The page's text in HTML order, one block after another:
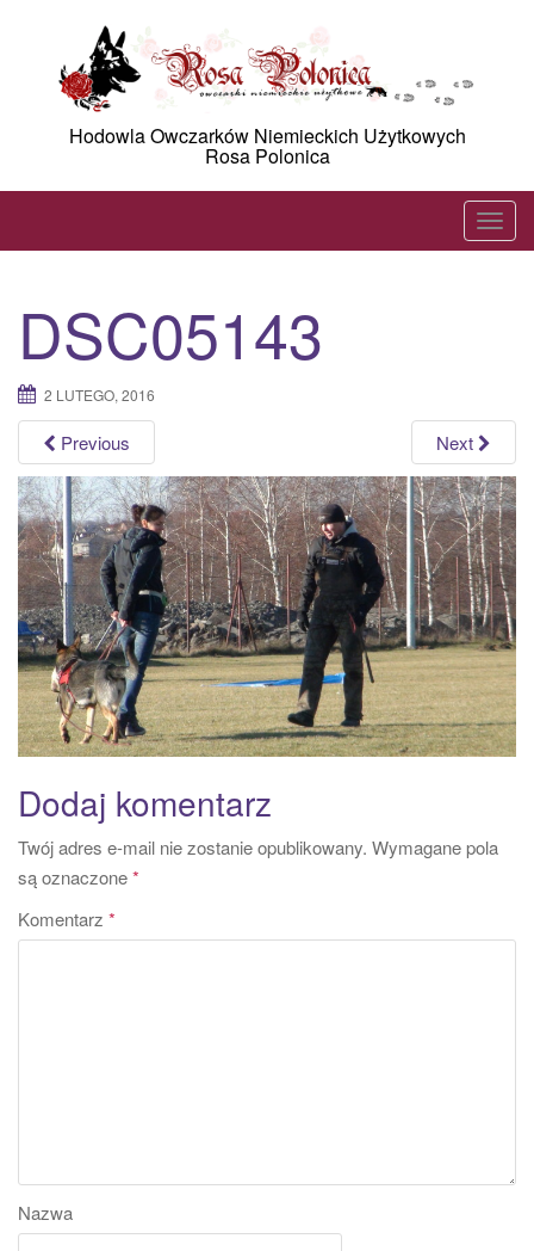
Hodowla Owczarków Niemieckich Użytkowych
Rosa Polonica
T
o
v
i
g
a
t
i
o
n
DSC05143
2 LUTEGO, 2016
Previous Next
Dodaj komentarz
Twój adres e-mail nie zostanie opublikowany. Wymagane pola
są oznaczone*
Komentarz *
Nazwa